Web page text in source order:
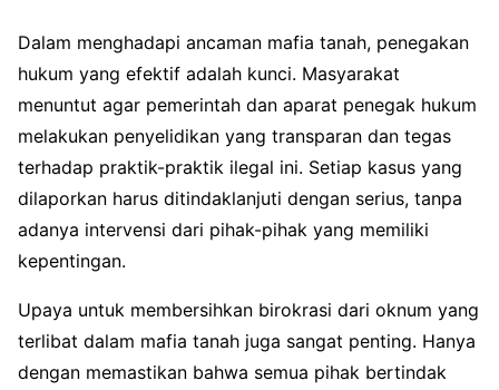
Dalam menghadapi ancaman mafia tanah, penegakan
hukum yang efektif adalah kunci. Masyarakat
menuntut agar pemerintah dan aparat penegak hukum
melakukan penyelidikan yang transparan dan tegas
terhadap praktik-praktik ilegal ini. Setiap kasus yang
dilaporkan harus ditindaklanjuti dengan serius, tanpa
adanya intervensi dari pihak-pihak yang memiliki
kepentingan.
Upaya untuk membersihkan birokrasi dari oknum yang
terlibat dalam mafia tanah juga sangat penting. Hanya
dengan memastikan bahwa semua pihak bertindak